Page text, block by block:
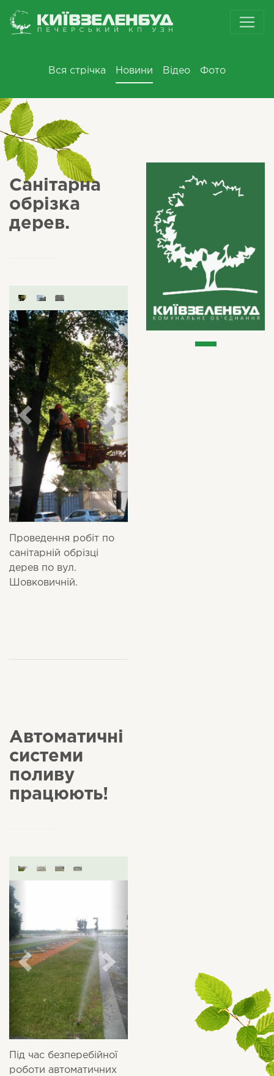
Вся стрічка Новини Відео Фото
Санітарна
обрізка
дерев.
Проведення робіт по
санітарній обрізці
дерев по вул.
Шовковичній.
Автоматичні
системи
поливу
працюють!
Під час безперебійної
роботи автоматичних